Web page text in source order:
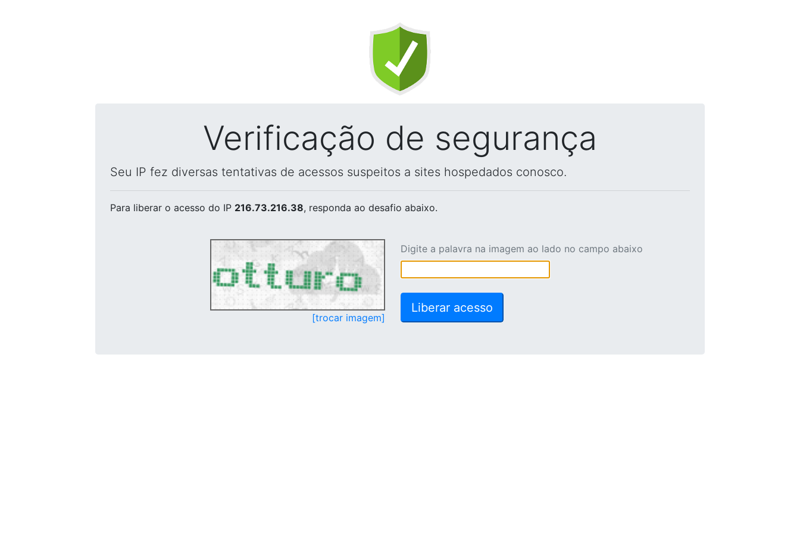
Verificação de segurança
Seu IP fez diversas tentativas de acessos suspeitos a sites hospedados conosco.
Para liberar o acesso do IP 216.73.216.38, responda ao desafio abaixo.
[trocar imagem]
Digite a palavra na imagem ao lado no campo abaixo